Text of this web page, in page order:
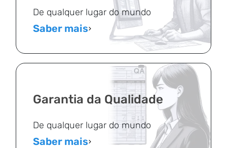
De qualquer lugar do mundo
Saber mais
Garantia da Qualidade
De qualquer lugar do mundo
Saber mais